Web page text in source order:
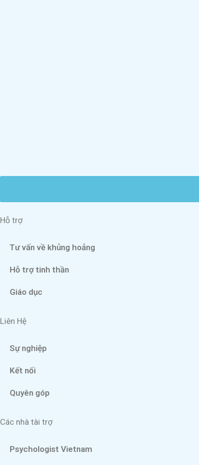
Hỗ trợ
Tư vấn về khủng hoảng
Hỗ trợ tinh thần
Giáo dục
Liên Hệ
Sự nghiệp
Kết nối
Quyên góp
Các nhà tài trợ
Psychologist Vietnam